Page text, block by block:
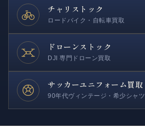
チャリストック
ロードバイク・自転車買取
ドローンストック
DJI 専門ドローン買取
サッカーユニフォーム買取
90年代ヴィンテージ・希少シャツ